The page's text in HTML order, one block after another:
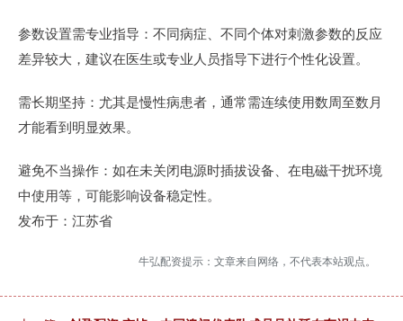
参数设置需专业指导：不同病症、不同个体对刺激参数的反应
差异较大，建议在医生或专业人员指导下进行个性化设置。
需长期坚持：尤其是慢性病患者，通常需连续使用数周至数月
才能看到明显效果。
避免不当操作：如在未关闭电源时插拔设备、在电磁干扰环境
中使用等，可能影响设备稳定性。
发布于：江苏省
牛弘配资提示：文章来自网络，不代表本站观点。